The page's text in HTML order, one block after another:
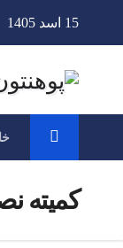
15 اسد 1405
کمیته